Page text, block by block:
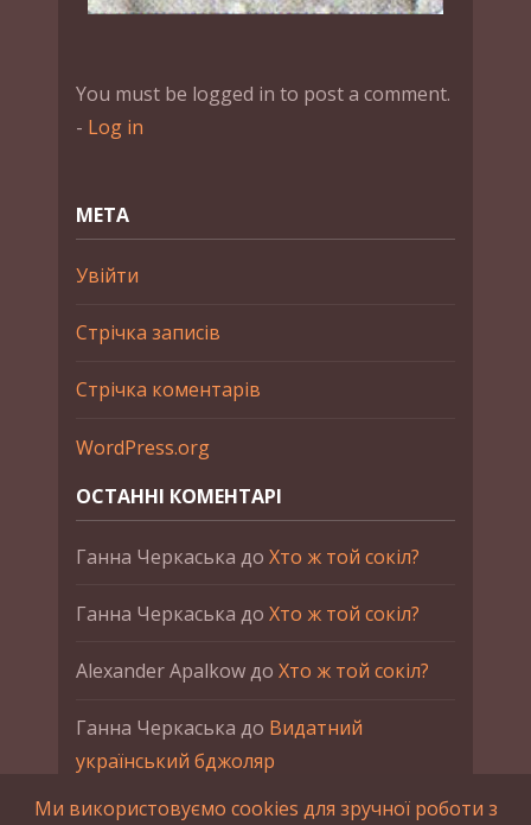
You must be logged in to post a comment.
- Log in
МЕТА
Увійти
Стрічка записів
Стрічка коментарів
WordPress.org
ОСТАННІ КОМЕНТАРІ
Ганна Черкаська до Хто ж той сокіл?
Ганна Черкаська до Хто ж той сокіл?
Alexander Apalkowдо Хто ж той сокіл?
Ганна Черкаська до Видатний
український бджоляр
Ганна ЧеркаськадоПетро Франко
Ми використовуємо cookies для зручної роботи з